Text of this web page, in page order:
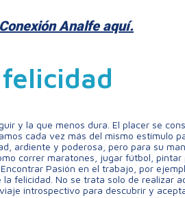
Analfe aquí.
y la que menos dura. El placer se
cada vez más del mismo estímulo
ardiente y poderosa, pero para su
correr maratones, jugar fútbol,
Pasión en el trabajo, por
la felicidad. No se trata solo de realizar
introspectivo para descubrir y